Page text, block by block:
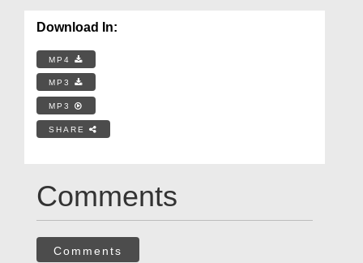
Download In:
MP4
MP3
MP3
SHARE
Comments
Comments